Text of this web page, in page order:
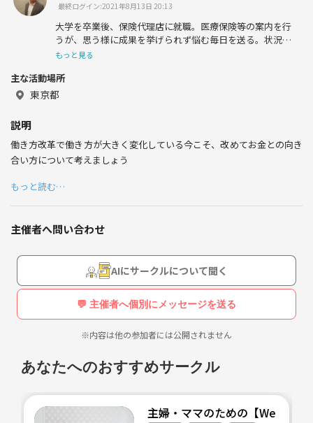
最終ログイン:2021年8月13日 20:13
大学を卒業後、保険代理店に就職。医療保険等の案内を行
うが、思う様に成果を挙げられず悩む毎日を送る。状況を
打破すべく「7つの習慣」、「伝え方が9割」を読み込み実
る。
る仕事に従事しているが、経済や働き方の変化に触れ不安
を感じ、社会の変化についていくべく、成功者の下で経済
現在では学んで身につけた内容を実践するだけではなく、
もっと見る
主な活動場所
東京都
説明
働き方改革で働き方が大きく変化している今こそ、改めてお金との向き
合い方について考えましょう
もっと読む…
主催者へ問い合わせ
AIにサークルについて聞く
💬 主催者へ個別にメッセージを送る
※内容は他の参加者には公開されません
あなたへのおすすめサークル
主婦・ママのための【Webで叶